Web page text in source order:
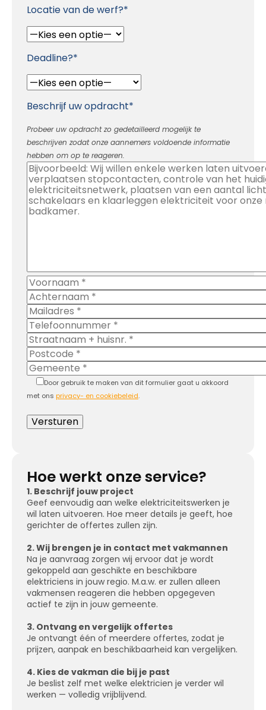
Locatie van de werf?*
Deadline?*
Beschrijf uw opdracht*
Probeer uw opdracht zo gedetailleerd mogelijk te
beschrijven zodat onze aannemers voldoende informatie
hebben om op te reageren.
Door gebruik te maken van dit formulier gaat u akkoord
met ons privacy- en cookiebeleid.
Hoe werkt onze service?
1. Beschrijf jouw project
Geef eenvoudig aan welke elektriciteitswerken je
wil laten uitvoeren. Hoe meer details je geeft, hoe
gerichter de offertes zullen zijn.
2. Wij brengen je in contact met vakmannen
Na je aanvraag zorgen wij ervoor dat je wordt
gekoppeld aan geschikte en beschikbare
elektriciens in jouw regio. M.a.w. er zullen alleen
vakmensen reageren die hebben opgegeven
actief te zijn in jouw gemeente.
3. Ontvang en vergelijk offertes
Je ontvangt één of meerdere offertes, zodat je
prijzen, aanpak en beschikbaarheid kan vergelijken.
4. Kies de vakman die bij je past
Je beslist zelf met welke elektricien je verder wil
werken — volledig vrijblijvend.